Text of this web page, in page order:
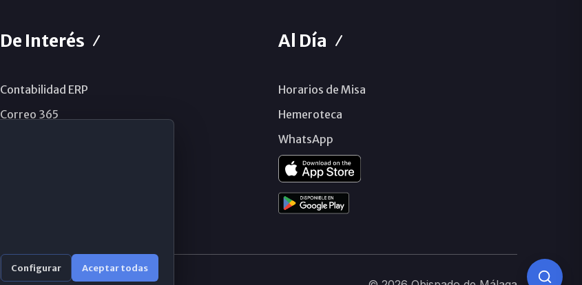
De Interés
Contabilidad ERP
Correo 365
Al Día
Horarios de Misa
Hemeroteca
WhatsApp
Configurar Aceptar todas